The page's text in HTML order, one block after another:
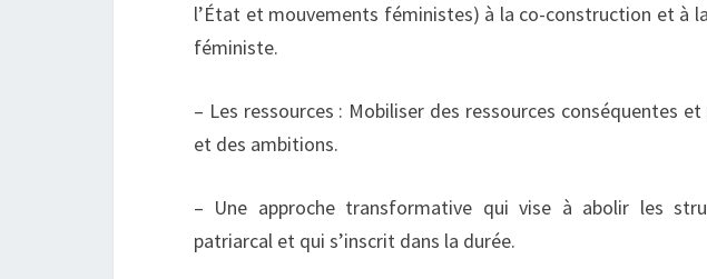
l’État et mouvements féministes) à la co-construction et à
féministe.
– Les ressources : Mobiliser des ressources conséquentes et
et des ambitions.
– Une approche transformative qui vise à abolir les
patriarcal et qui s’inscrit dans la durée.